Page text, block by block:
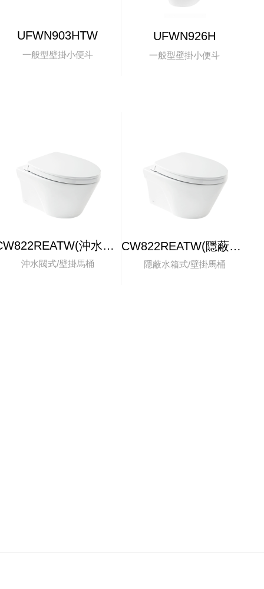
UFWN903HTW
一般型壁掛小便斗
UFWN926H
一般型壁掛小便斗
CW822REATW(沖水閥式)
沖水閥式/壁掛馬桶
CW822REATW(隱蔽水箱)
隱蔽水箱式/壁掛馬桶